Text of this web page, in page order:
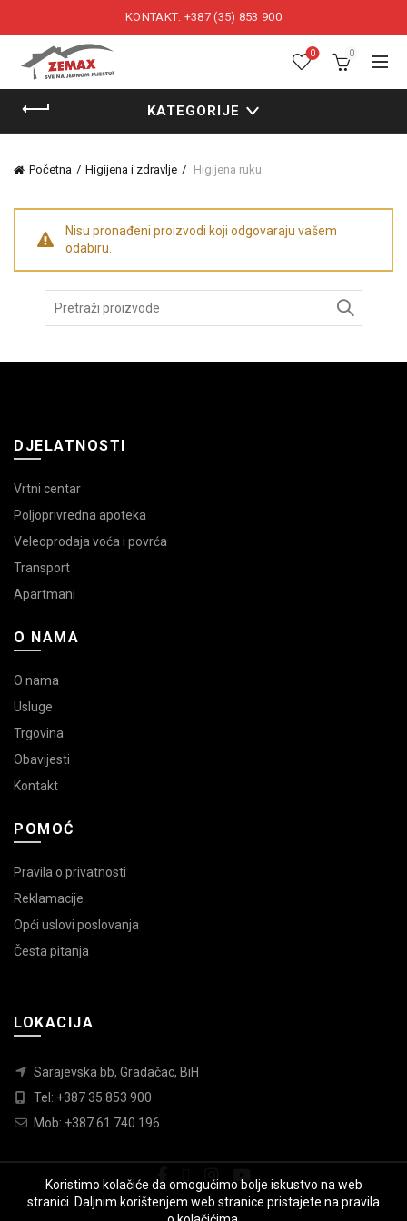
KONTAKT: +387 (35) 853 900
0 0
KATEGORIJE
Početna Higijena i zdravlje Higijena ruku
Nisu pronađeni proizvodi koji odgovaraju vašem
odabiru.
DJELATNOSTI
Vrtni centar
Poljoprivredna apoteka
Veleoprodaja voća i povrća
Transport
Apartmani
O NAMA
O nama
Usluge
Trgovina
Obavijesti
Kontakt
POMOĆ
Pravila o privatnosti
Reklamacije
Opći uslovi poslovanja
Česta pitanja
LOKACIJA
Sarajevska bb, Gradačac, BiH
Tel: +387 35 853 900
Mob: +387 61 740 196
Koristimo kolačiće da omogućimo bolje iskustvo na web
stranici. Daljnim korištenjem web stranice pristajete na pravila